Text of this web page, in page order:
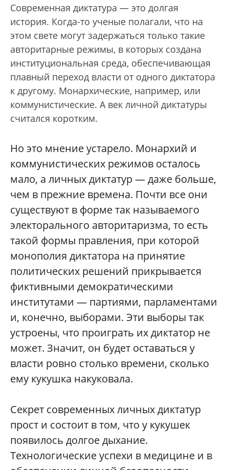
Современная диктатура — это долгая
история. Когда-то ученые полагали, что на
этом свете могут задержаться только такие
авторитарные режимы, в которых создана
институциональная среда, обеспечивающая
плавный переход власти от одного диктатора
к другому. Монархические, например, или
коммунистические. А век личной диктатуры
считался коротким.
Но это мнение устарело. Монархий и
коммунистических режимов осталось
мало, а личных диктатур — даже больше,
чем в прежние времена. Почти все они
существуют в форме так называемого
электорального авторитаризма, то есть
такой формы правления, при которой
монополия диктатора на принятие
политических решений прикрывается
фиктивными демократическими
институтами — партиями, парламентами
и, конечно, выборами. Эти выборы так
устроены, что проиграть их диктатор не
может. Значит, он будет оставаться у
власти ровно столько времени, сколько
ему кукушка накуковала.
Секрет современных личных диктатур
прост и состоит в том, что у кукушек
появилось долгое дыхание.
Технологические успехи в медицине и в